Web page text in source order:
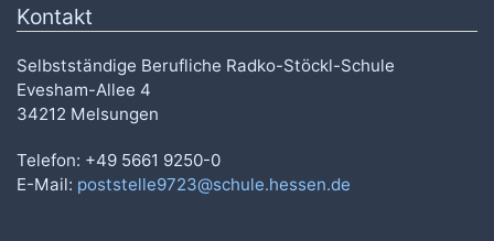
Kontakt
Selbstständige Berufliche Radko-Stöckl-Schule
Evesham-Allee 4
34212 Melsungen
Telefon: +49 5661 9250-0
E-Mail: poststelle9723@schule.hessen.de